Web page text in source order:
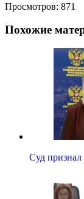
Просмотров: 871
Похожие
Суд